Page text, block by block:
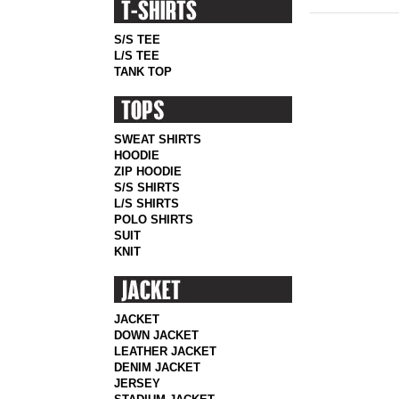
S/S TEE
L/S TEE
TANK TOP
SWEAT SHIRTS
HOODIE
ZIP HOODIE
S/S SHIRTS
L/S SHIRTS
POLO SHIRTS
SUIT
KNIT
JACKET
DOWN JACKET
LEATHER JACKET
DENIM JACKET
JERSEY